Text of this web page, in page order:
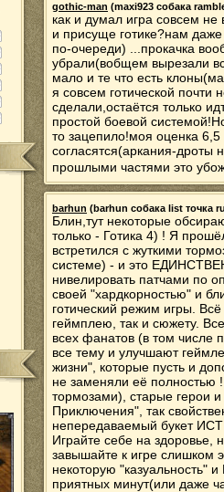
gothic-man (maxi923 собака
как и думал игра совсем не
и присуще готике?нам
по-очереди) ...прокачка
убрали(вобщем вырезали
мало и те что есть
я совсем готической почти
сделали,остаётся только
простой боевой
то зацепило!моя оценка
согласятся(аркания-дроты
прошлыми частями это
barhun (barhun собака list точка
Блин,тут некоторые
только - Готика 4) ! Я
встретился с жуткими
системе) - и это
нивелировать патчами по
своей "хардкорностью" и
готический режим игры.
геймплею, так и сюжету.
всех фанатов (в том числе
все тему и улучшают
жизни", которые пусть и
не заменяли её
тормозами), старые герои
Приключения", так
непередаваемый букет
Играйте себе на здоровье,
завышайте к игре слишком
некоторую "казуальность"
приятных минут(или даже